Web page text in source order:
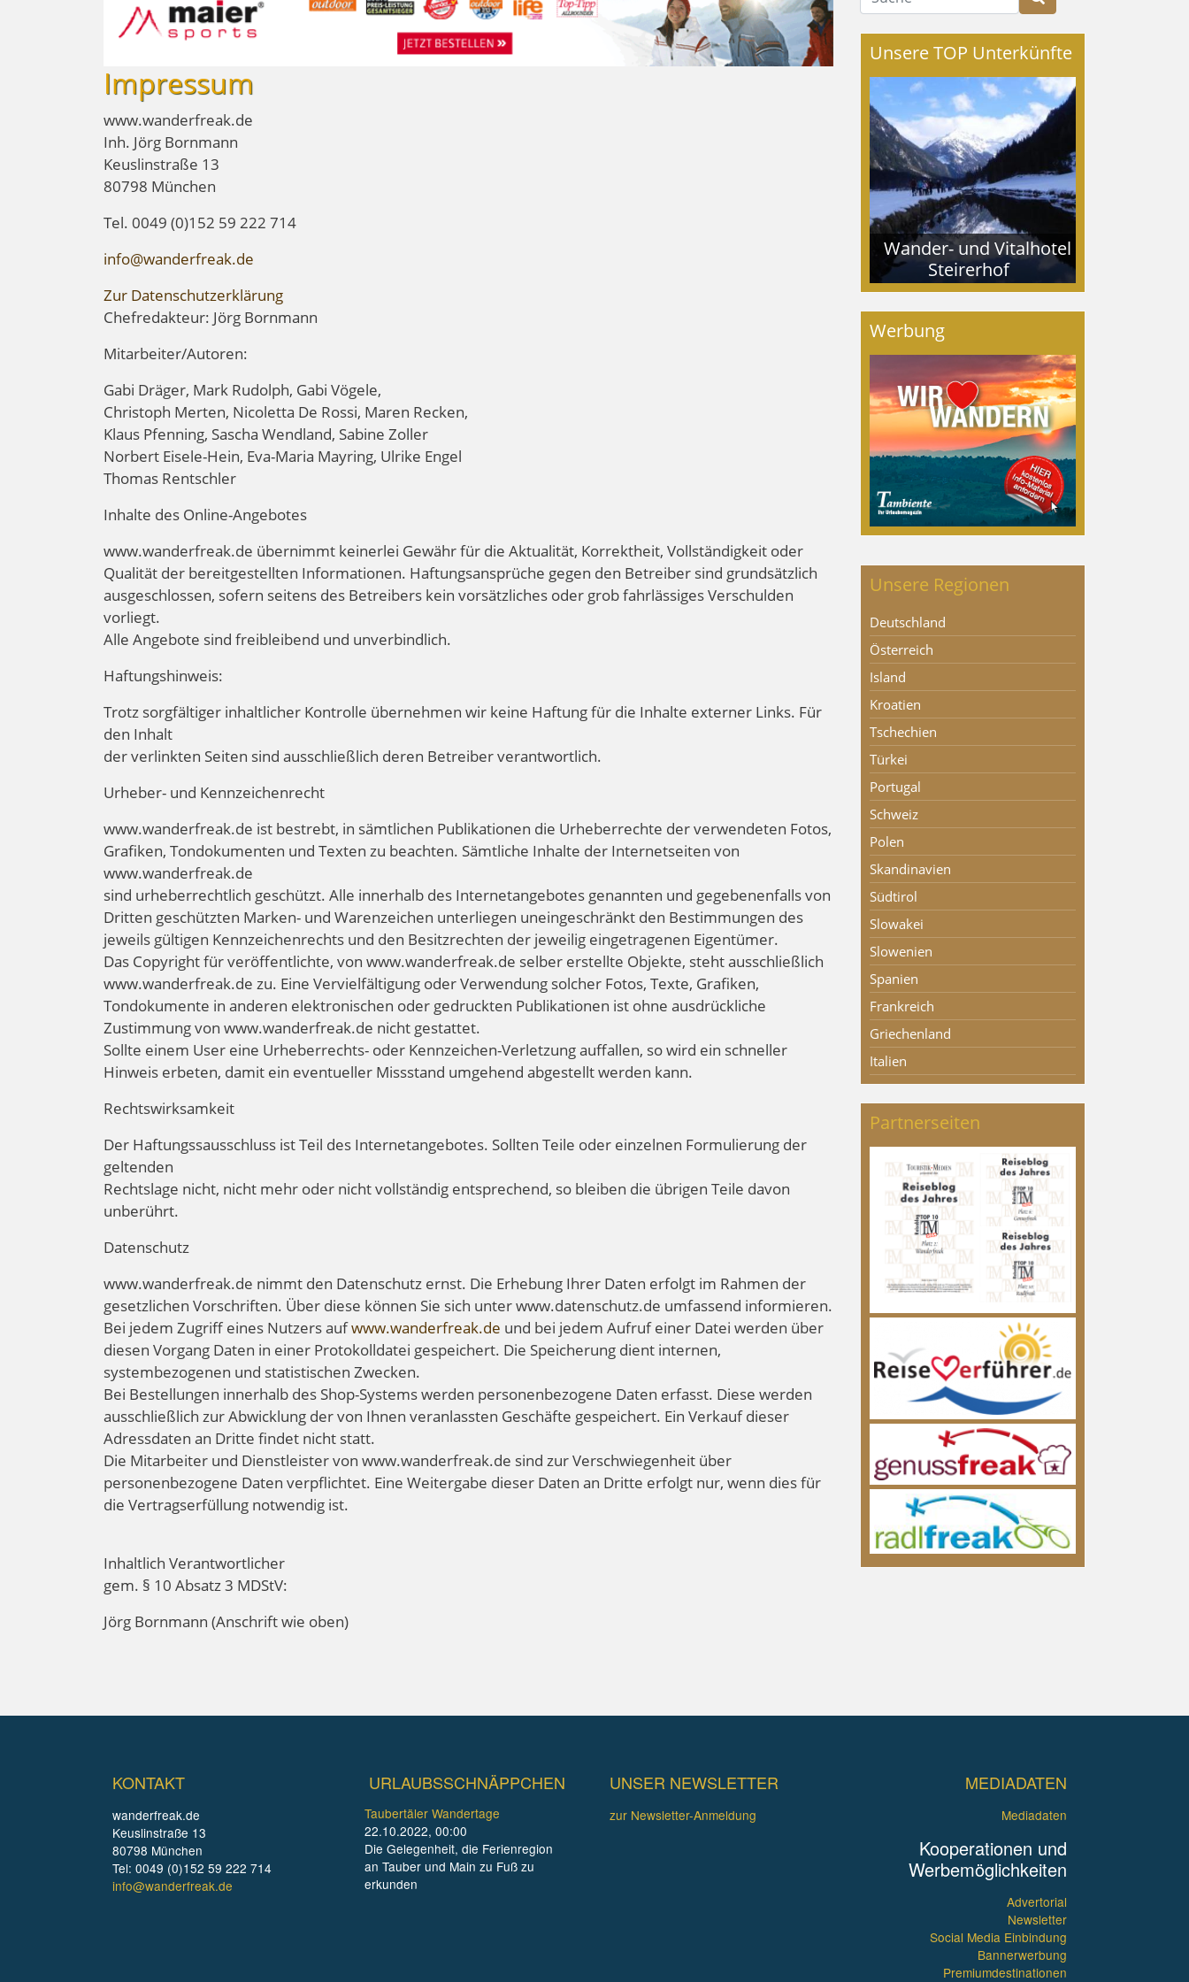
Impressum
www.wanderfreak.de
Inh. Jörg Bornmann
Keuslinstraße 13
80798 München
Tel. 0049 (0)152 59 222 714
info@wanderfreak.de
Zur Datenschutzerklärung
Chefredakteur: Jörg Bornmann
Mitarbeiter/Autoren:
Gabi Dräger, Mark Rudolph, Gabi Vögele,
Christoph Merten, Nicoletta De Rossi, Maren Recken,
Klaus Pfenning, Sascha Wendland, Sabine Zoller
Norbert Eisele-Hein, Eva-Maria Mayring, Ulrike Engel
Thomas Rentschler
Inhalte des Online-Angebotes
www.wanderfreak.de übernimmt keinerlei Gewähr für die Aktualität, Korrektheit, Vollständigkeit oder
Qualität der bereitgestellten Informationen. Haftungsansprüche gegen den Betreiber sind grundsätzlich
ausgeschlossen, sofern seitens des Betreibers kein vorsätzliches oder grob fahrlässiges Verschulden
vorliegt.
Alle Angebote sind freibleibend und unverbindlich.
Haftungshinweis:
Trotz sorgfältiger inhaltlicher Kontrolle übernehmen wir keine Haftung für die Inhalte externer Links. Für
den Inhalt
der verlinkten Seiten sind ausschließlich deren Betreiber verantwortlich.
Urheber- und Kennzeichenrecht
www.wanderfreak.de ist bestrebt, in sämtlichen Publikationen die Urheberrechte der verwendeten Fotos,
Grafiken, Tondokumenten und Texten zu beachten. Sämtliche Inhalte der Internetseiten von
www.wanderfreak.de
sind urheberrechtlich geschützt. Alle innerhalb des Internetangebotes genannten und gegebenenfalls von
Dritten geschützten Marken- und Warenzeichen unterliegen uneingeschränkt den Bestimmungen des
jeweils gültigen Kennzeichenrechts und den Besitzrechten der jeweilig eingetragenen Eigentümer.
Das Copyright für veröffentlichte, von www.wanderfreak.de selber erstellte Objekte, steht ausschließlich
www.wanderfreak.de zu. Eine Vervielfältigung oder Verwendung solcher Fotos, Texte, Grafiken,
Tondokumente in anderen elektronischen oder gedruckten Publikationen ist ohne ausdrückliche
Zustimmung von www.wanderfreak.de nicht gestattet.
Sollte einem User eine Urheberrechts- oder Kennzeichen-Verletzung auffallen, so wird ein schneller
Hinweis erbeten, damit ein eventueller Missstand umgehend abgestellt werden kann.
Rechtswirksamkeit
Der Haftungssausschluss ist Teil des Internetangebotes. Sollten Teile oder einzelnen Formulierung der
geltenden
Rechtslage nicht, nicht mehr oder nicht vollständig entsprechend, so bleiben die übrigen Teile davon
unberührt.
Datenschutz
www.wanderfreak.de nimmt den Datenschutz ernst. Die Erhebung Ihrer Daten erfolgt im Rahmen der
gesetzlichen Vorschriften. Über diese können Sie sich unter www.datenschutz.de umfassend informieren.
Bei jedem Zugriff eines Nutzers aufwww.wanderfreak.de und bei jedem Aufruf einer Datei werden über
diesen Vorgang Daten in einer Protokolldatei gespeichert. Die Speicherung dient internen,
systembezogenen und statistischen Zwecken.
Bei Bestellungen innerhalb des Shop-Systems werden personenbezogene Daten erfasst. Diese werden
ausschließlich zur Abwicklung der von Ihnen veranlassten Geschäfte gespeichert. Ein Verkauf dieser
Adressdaten an Dritte findet nicht statt.
Die Mitarbeiter und Dienstleister von www.wanderfreak.de sind zur Verschwiegenheit über
personenbezogene Daten verpflichtet. Eine Weitergabe dieser Daten an Dritte erfolgt nur, wenn dies für
die Vertragserfüllung notwendig ist.
Inhaltlich Verantwortlicher
gem. § 10 Absatz 3 MDStV:
Jörg Bornmann (Anschrift wie oben)
Unsere TOP Unterkünfte
Wander- und Vitalhotel
Steirerhof
Werbung
Unsere Regionen
Deutschland
Österreich
Island
Kroatien
Tschechien
Türkei
Portugal
Schweiz
Polen
Skandinavien
Südtirol
Slowakei
Slowenien
Spanien
Frankreich
Griechenland
Italien
Partnerseiten
KONTAKT
wanderfreak.de
Keuslinstraße 13
80798 München
Tel: 0049 (0)152 59 222 714
info@wanderfreak.de
URLAUBSSCHNÄPPCHEN
Taubertäler Wandertage
22.10.2022, 00:00
Die Gelegenheit, die Ferienregion
an Tauber und Main zu Fuß zu
erkunden
UNSER NEWSLETTER
zur Newsletter-Anmeldung
MEDIADATEN
Mediadaten
Kooperationen und
Werbemöglichkeiten
Advertorial
Newsletter
Social Media Einbindung
Bannerwerbung
Premiumdestinationen